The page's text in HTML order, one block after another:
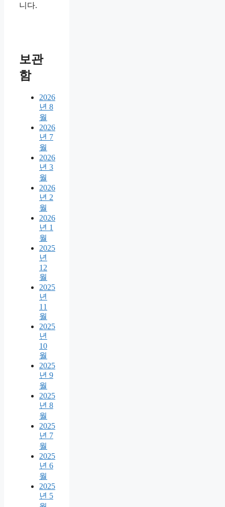
니다.
보관
함
2026
년 8
월
2026
년 7
월
2026
년 3
월
2026
년 2
월
2026
년 1
월
2025
년
12
월
2025
년
11
월
2025
년
10
월
2025
년 9
월
2025
년 8
월
2025
년 7
월
2025
년 6
월
2025
년 5